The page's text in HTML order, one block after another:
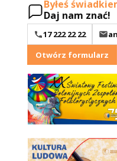
Byłeś
Daj nam znać!
17 222 22 22
Otwórz formularz